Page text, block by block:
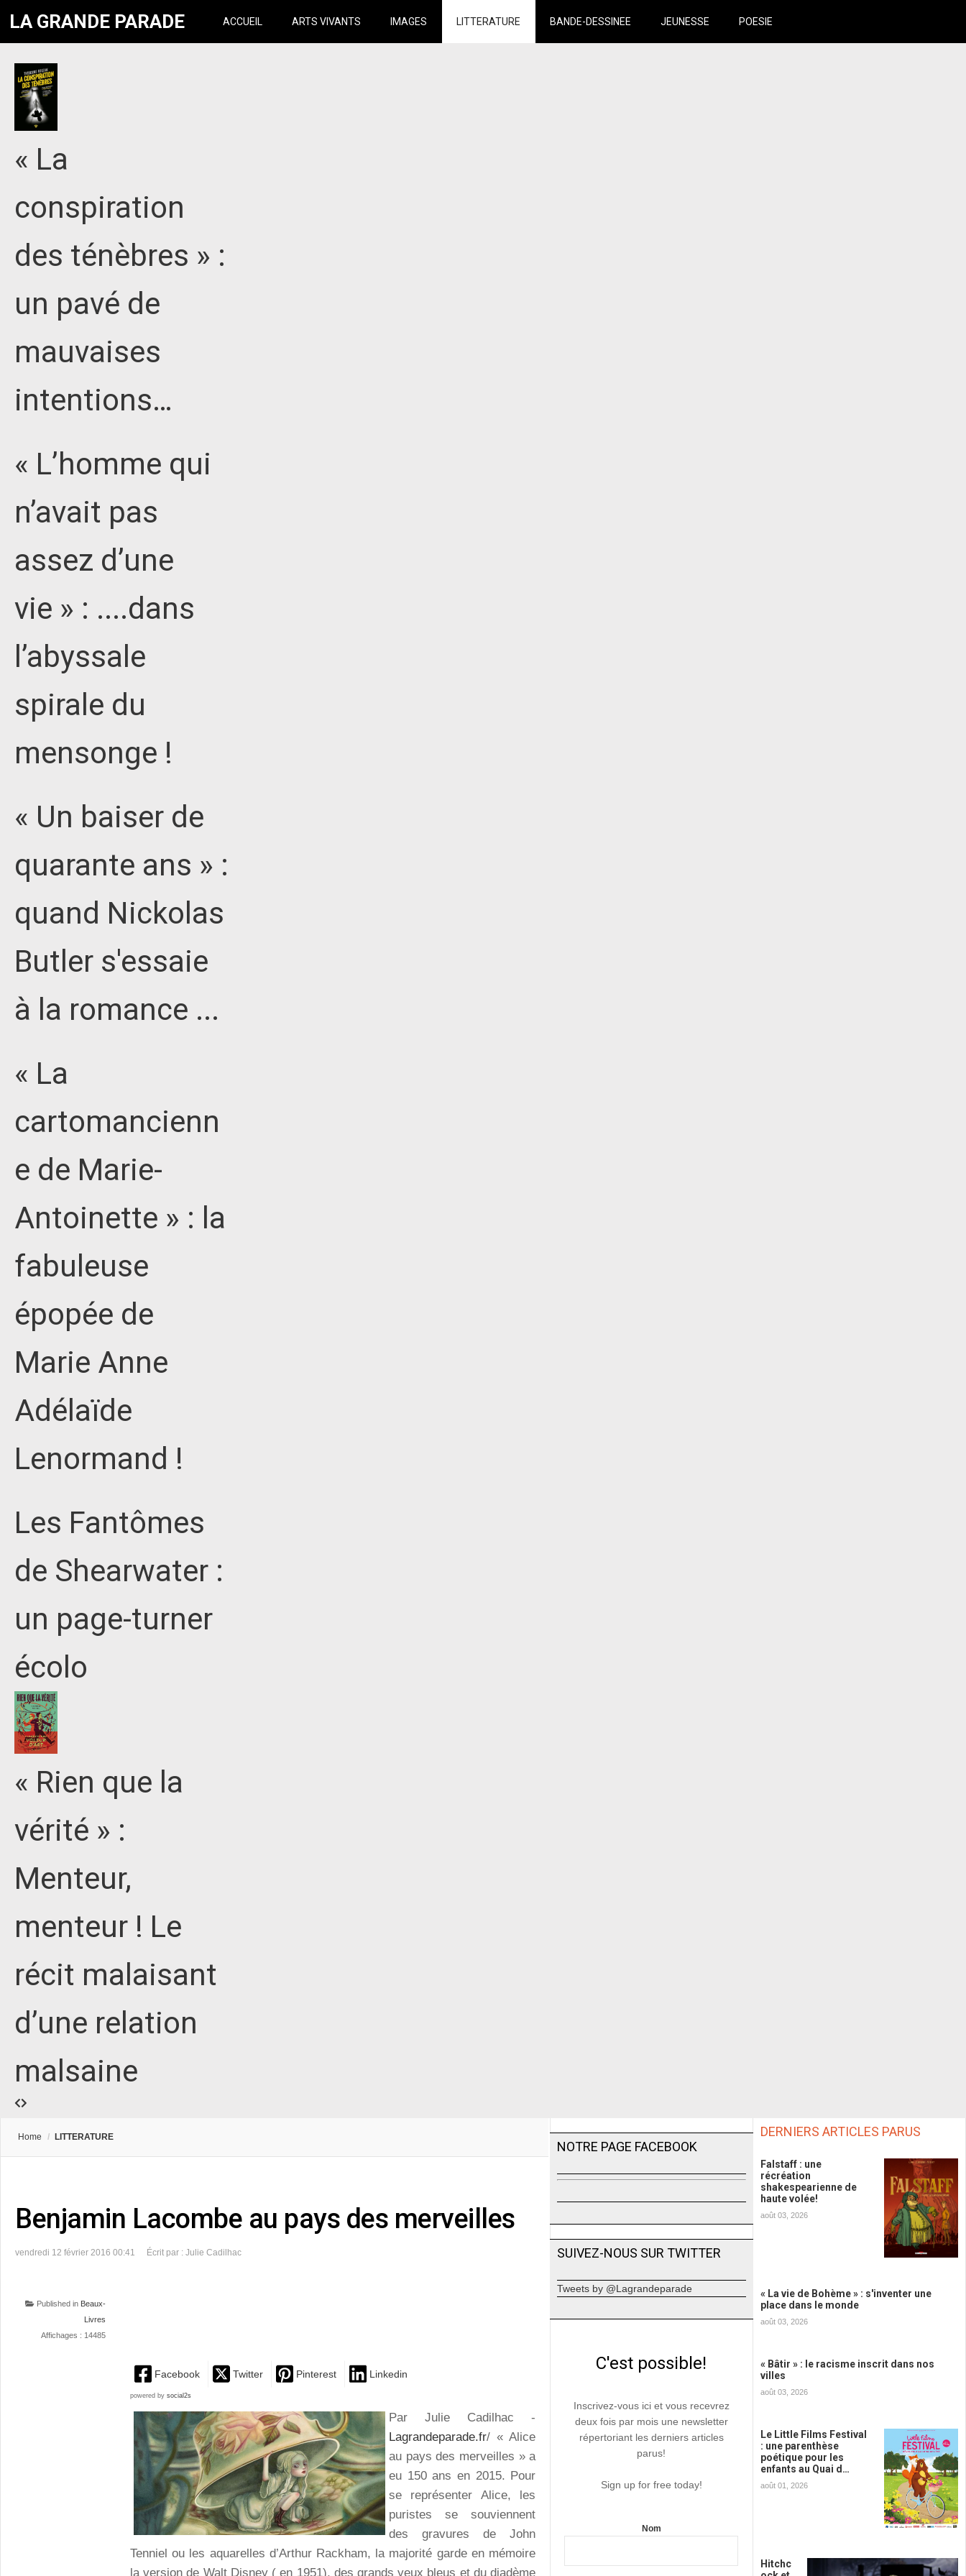
LA GRANDE PARADE ACCUEIL ARTS VIVANTS IMAGES LITTERATURE BANDE-DESSINEE JEUNESSE POESIE
« La
conspiration
des ténèbres » :
un pavé de
mauvaises
intentions…
« L’homme qui
n’avait pas
assez d’une
vie » : ....dans
l’abyssale
spirale du
mensonge !
« Un baiser de
quarante ans » :
quand Nickolas
Butler s'essaie
à la romance ...
« La
cartomancienn
e de Marie-
Antoinette » : la
fabuleuse
épopée de
Marie Anne
Adélaïde
Lenormand !
Les Fantômes
de Shearwater :
un page-turner
écolo
« Rien que la
vérité » :
Menteur,
menteur ! Le
récit malaisant
d’une relation
malsaine
Home / LITTERATURE
Benjamin Lacombe au pays des merveilles
vendredi 12 février 2016 00:41 Écrit par : Julie Cadilhac
Published in Beaux-
Livres
Affichages : 14485
Facebook Twitter Pinterest Linkedin
powered by social2s
Par Julie Cadilhac -
Lagrandeparade.fr/ « Alice
au pays des merveilles » a
eu 150 ans en 2015. Pour
se représenter Alice, les
puristes se souviennent
des gravures de John
Tenniel ou les aquarelles d’Arthur Rackham, la majorité garde en mémoire
la version de Walt Disney ( en 1951), des grands yeux bleus et du diadème
NOTRE PAGE FACEBOOK
SUIVEZ-NOUS SUR TWITTER
Tweets by @Lagrandeparade
C'est possible!
Inscrivez-vous ici et vous recevrez
deux fois par mois une newsletter
répertoriant les derniers articles
parus!
Sign up for free today!
Nom
DERNIERS ARTICLES PARUS
Falstaff : une
récréation
shakespearienne de
haute volée!
août 03, 2026
« La vie de Bohème » : s'inventer une
place dans le monde
août 03, 2026
« Bâtir » : le racisme inscrit dans nos
villes
août 03, 2026
Le Little Films Festival
: une parenthèse
poétique pour les
enfants au Quai d…
août 01, 2026
Hitchc